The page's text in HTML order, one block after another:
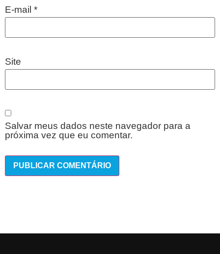
E-mail *
Site
Salvar meus dados neste navegador para a
próxima vez que eu comentar.